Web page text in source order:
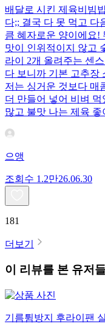
배달로 시킨 제육비빔
다;; 결국 다 못 먹고 다
큼 혜자로운 양이에요!
맛이 인위적이지 않고
라이 2개 올려주는 센
다 보니까 기본 고추장
저는 싱거운 것보다 매
더 만들어 넣어 비벼
많고 불맛 나는 제육
으앵
조회수 1.2만26.06.30
181
더보기
이 리뷰를 본 유저
기름튐방지 후라이팬